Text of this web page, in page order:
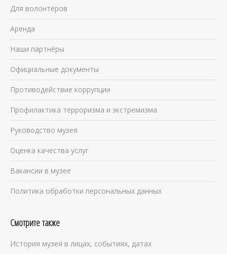
Для волонтёров
Аренда
Наши партнёры
Официальные документы
Противодействие коррупции
Профилактика терроризма и экстремизма
Руководство музея
Оценка качества услуг
Вакансии в музее
Политика обработки персональных данных
Смотрите также
История музея в лицах, событиях, датах